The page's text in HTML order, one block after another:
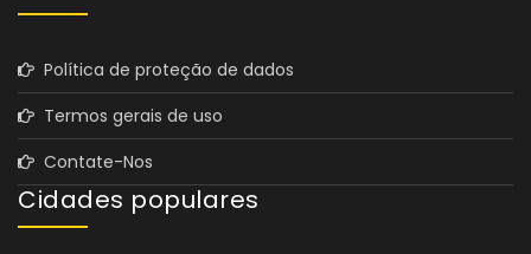
Política de proteção de dados
Termos gerais de uso
Contate-Nos
Cidades populares